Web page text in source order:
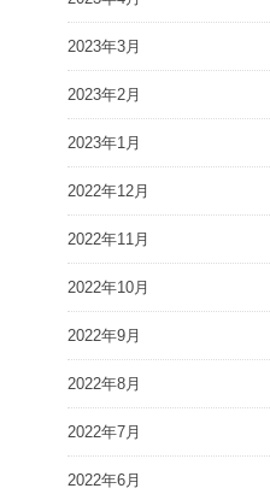
2023年3月
2023年2月
2023年1月
2022年12月
2022年11月
2022年10月
2022年9月
2022年8月
2022年7月
2022年6月